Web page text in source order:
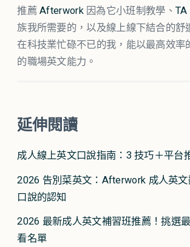
推薦Afterwork因為它小班制教學、 TA
族我所需要的，以及線上線下結合的舒
在科技業忙碌不已的我，能以最高效率
的職場英文能力。
延伸閱讀
成人線上英文口說指南：3 技巧＋平台
2026 告別菜英文：Afterwork 成人英
口說的認知
2026 最新成人英文補習班推薦！挑選
看名單